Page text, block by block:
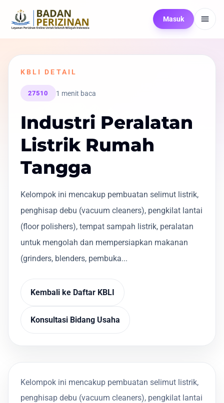
Masuk
KBLI DETAIL
27510 1 menit baca
Industri Peralatan
Listrik Rumah
Tangga
Kelompok ini mencakup pembuatan selimut listrik,
penghisap debu (vacuum cleaners), pengkilat lantai
(floor polishers), tempat sampah listrik, peralatan
untuk mengolah dan mempersiapkan makanan
(grinders, blenders, pembuka...
Kembali ke Daftar KBLI
Konsultasi Bidang Usaha
Kelompok ini mencakup pembuatan selimut listrik,
penghisap debu (vacuum cleaners), pengkilat lantai